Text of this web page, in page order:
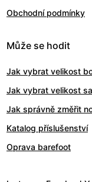
Obchodní podmínky
Může se hodit
Jak vybrat velikost
Jak vybrat velikost
Jak správně změřit
Katalog příslušenství
Oprava barefoot